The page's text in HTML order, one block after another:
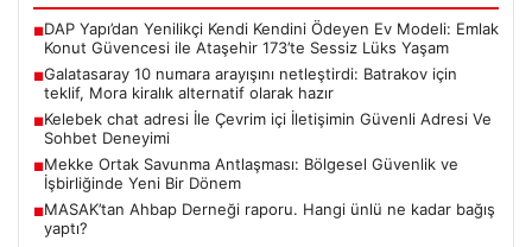
■DAP Yapı’dan Yenilikçi Kendi Kendini Ödeyen Ev Modeli: Emlak
Konut Güvencesi ile Ataşehir 173’te Sessiz Lüks Yaşam
■Galatasaray 10 numara arayışını netleştirdi: Batrakov için
teklif, Mora kiralık alternatif olarak hazır
■Kelebek chat adresi İle Çevrim içi İletişimin Güvenli Adresi Ve
Sohbet Deneyimi
■Mekke Ortak Savunma Antlaşması: Bölgesel Güvenlik ve
İşbirliğinde Yeni Bir Dönem
■MASAK’tan Ahbap Derneği raporu. Hangi ünlü ne kadar bağış
yaptı?